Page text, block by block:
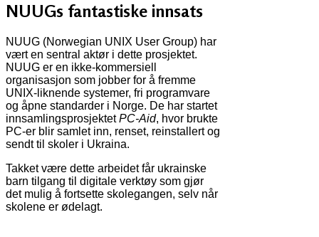
NUUGs fantastiske innsats
NUUG (Norwegian UNIX User Group) har
vært en sentral aktør i dette prosjektet.
NUUG er en ikke-kommersiell
organisasjon som jobber for å fremme
UNIX-liknende systemer, fri programvare
og åpne standarder i Norge. De har startet
innsamlingsprosjektetPC-Aid, hvor brukte
PC-er blir samlet inn, renset, reinstallert og
sendt til skoler i Ukraina.
Takket være dette arbeidet får ukrainske
barn tilgang til digitale verktøy som gjør
det mulig å fortsette skolegangen, selv når
skolene er ødelagt.